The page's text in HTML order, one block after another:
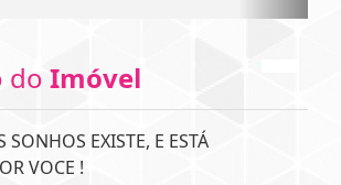
do Imóvel
EXISTE, E ESTÁ
VOCE !